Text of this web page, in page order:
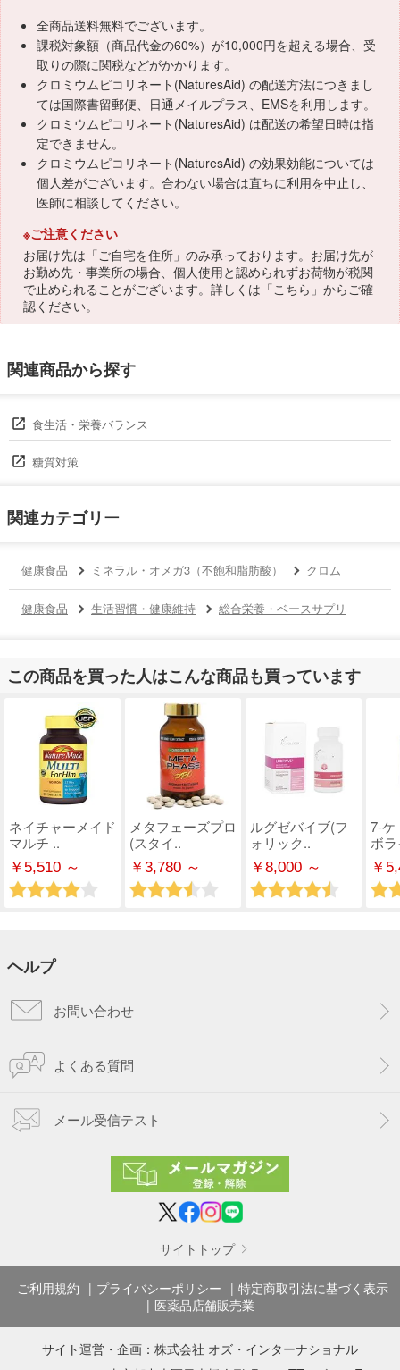
全商品送料無料でございます。
課税対象額（商品代金の60%）が10,000円を超える場合、受
取りの際に関税などがかかります。
クロミウムピコリネート(NaturesAid) の配送方法につきまし
ては国際書留郵便、日通メイルプラス、EMSを利用します。
クロミウムピコリネート(NaturesAid) は配送の希望日時は指
定できません。
クロミウムピコリネート(NaturesAid) の効果効能については
個人差がございます。合わない場合は直ちに利用を中止し、
医師に相談してください。
※ご注意ください
お届け先は「ご自宅を住所」のみ承っております。お届け先が
お勤め先・事業所の場合、個人使用と認められずお荷物が税関
で止められることがございます。詳しくは「こちら 」からご確
認ください。
関連商品から探す
食生活・栄養バランス
糖質対策
関連カテゴリー
健康食品 ミネラル・オメガ3（不飽和脂肪酸） クロム
健康食品 生活習慣・健康維持 総合栄養・ベースサプリ
この商品を買った人はこんな商品も買っています
ネイチャーメイド
マルチ ..
￥5,510 ～
メタフェーズプロ
(スタイ..
￥3,780 ～
ルグゼバイブ(フ
ォリック..
￥8,000 ～
7-ケ
ボ
￥
ヘルプ
お問い合わせ
よくある質問
メール受信テスト
サイトトップ
ご利用規約 プライバシーポリシー
特定商取引法に基づく表示
医薬品店舗販売業
サイト運営・企画： 株式会社 オズ・インターナショナル